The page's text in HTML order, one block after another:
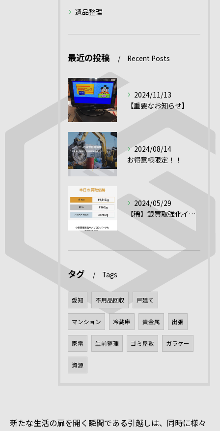
遺品整理
最近の投稿 Recent Posts
2024/11/13
【重要なお知らせ】
2024/08/14
お得意様限定！！
2024/05/29
【稀】銀買取強化イベント！！
タグ Tags
愛知 不用品回収 戸建て
マンション 冷蔵庫 貴金属 出張
家電 生前整理 ゴミ屋敷 ガラケー
資源
新たな生活の扉を開く瞬間である引越しは、同時に様々